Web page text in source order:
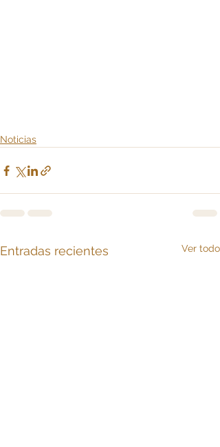
Noticias
Entradas recientes Ver todo